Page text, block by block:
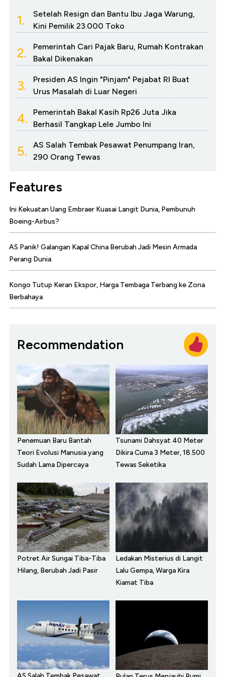
1.
Setelah Resign dan Bantu Ibu Jaga Warung,
Kini Pemilik 23.000 Toko
2.
Pemerintah Cari Pajak Baru, Rumah Kontrakan
Bakal Dikenakan
3.
Presiden AS Ingin "Pinjam" Pejabat RI Buat
Urus Masalah di Luar Negeri
4.
Pemerintah Bakal Kasih Rp26 Juta Jika
Berhasil Tangkap Lele Jumbo Ini
5.
AS Salah Tembak Pesawat Penumpang Iran,
290 Orang Tewas
Features
Ini Kekuatan Uang Embraer Kuasai Langit Dunia, Pembunuh
Boeing-Airbus?
AS Panik! Galangan Kapal China Berubah Jadi Mesin Armada
Perang Dunia
Kongo Tutup Keran Ekspor, Harga Tembaga Terbang ke Zona
Berbahaya
Recommendation
Penemuan Baru Bantah
Teori Evolusi Manusia yang
Sudah Lama Dipercaya
Tsunami Dahsyat 40 Meter
Dikira Cuma 3 Meter, 18.500
Tewas Seketika
Potret Air Sungai Tiba-Tiba
Hilang, Berubah Jadi Pasir
Ledakan Misterius di Langit
Lalu Gempa, Warga Kira
Kiamat Tiba